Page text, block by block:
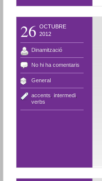
26 OCTUBRE
2012
Dinamització
No hi ha comentaris
General
accents, intermedi,
verbs